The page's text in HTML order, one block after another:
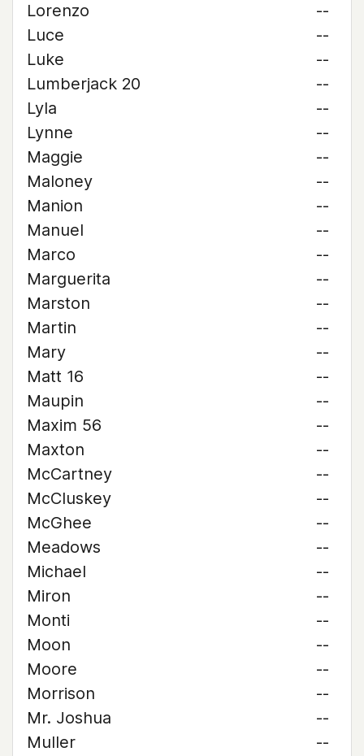
Lorenzo
--
Luce
--
Luke
--
Lumberjack 20
--
Lyla
--
Lynne
--
Maggie
--
Maloney
--
Manion
--
Manuel
--
Marco
--
Marguerita
--
Marston
--
Martin
--
Mary
--
Matt 16
--
Maupin
--
Maxim 56
--
Maxton
--
McCartney
--
McCluskey
--
McGhee
--
Meadows
--
Michael
--
Miron
--
Monti
--
Moon
--
Moore
--
Morrison
--
Mr. Joshua
--
Muller
--